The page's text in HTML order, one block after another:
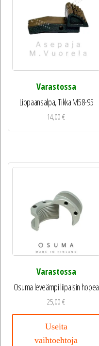
Varastossa
Lippaansalpa, Tikka M58-95
14,00€
Varastossa
Osuma leveämpi liipaisin hopea
25,00€
Useita
vaihtoehtoja